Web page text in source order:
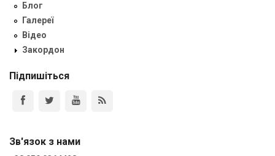
Блог
Галереї
Відео
Закордон
Підпишіться
Зв'язок з нами